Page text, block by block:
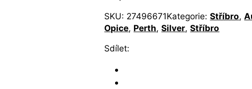
SKU: 27496671Kategorie:Stříbro,
Opice, Perth,Silver,Stříbro
Sdílet: